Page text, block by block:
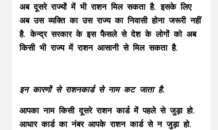
अब दूसरे राज्यों में भी राशन मिल सकता है. इसके लिए
अब उस व्यक्ति का उस राज्य का निवासी होना जरूरी नहीं
है. केन्द्र सरकार के इस फैसले से देश के लोगों को अब
किसी भी राज्य में राशन आसानी से मिल सकता है.
इन कारणों से राशनकार्ड से नाम कट जाता है.
आपका नाम किसी दूसरे राशन कार्ड में पहले से जुड़ा हो.
आधार कार्ड का नंबर आपके राशन कार्ड से न जुड़ा हो.